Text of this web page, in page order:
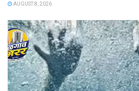
AUGUST 8, 2026